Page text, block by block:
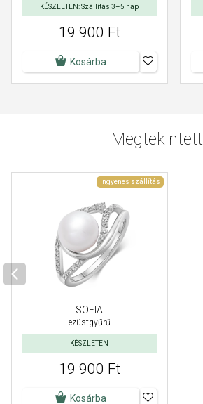
KÉSZLETEN: Szállítás 3–5 nap
19 900 Ft
Kosárba
Megtekintett
Ingyenes szállítás
SOFIA
ezüstgyűrű
KÉSZLETEN
19 900 Ft
Kosárba